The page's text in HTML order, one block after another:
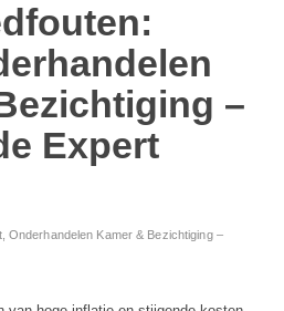
–
Expert
Onderhandelen Kamer & Bezichtiging –